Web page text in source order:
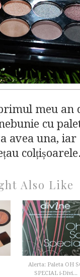
meu an
cu
avea una, iar
Also Like
Alerta: Paleta OH
SPECIAL i-Divi...